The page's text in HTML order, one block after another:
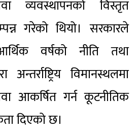
व्यवस्थापनको विस्तृत
गरेको थियो। सरकारले
वर्षको नीति तथा
अन्तर्राष्ट्रिय विमानस्थलमा
आकर्षित गर्न कूटनीतिक
दिएको छ।